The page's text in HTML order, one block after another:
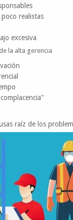
realistas
excesiva
la alta gerencia
raíz de los